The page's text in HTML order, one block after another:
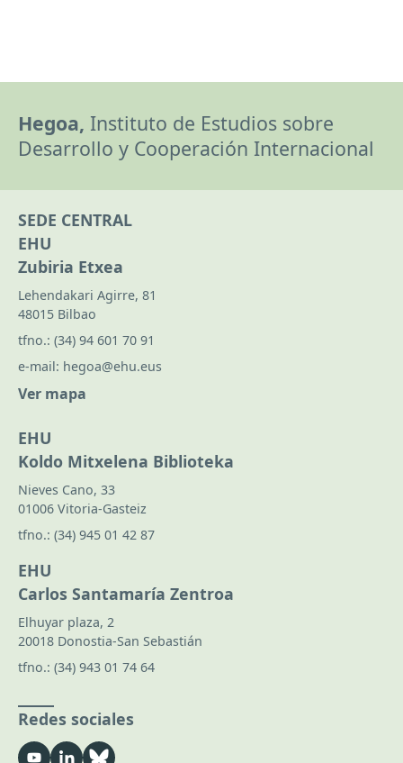
Hegoa, Instituto de Estudios sobre
Desarrollo y Cooperación Internacional
SEDE CENTRAL
EHU
Zubiria Etxea
Lehendakari Agirre, 81
48015 Bilbao
tfno.: (34) 94 601 70 91
e-mail: hegoa@ehu.eus
Ver mapa
EHU
Koldo Mitxelena Biblioteka
Nieves Cano, 33
01006 Vitoria-Gasteiz
tfno.: (34) 945 01 42 87
EHU
Carlos Santamaría Zentroa
Elhuyar plaza, 2
20018 Donostia-San Sebastián
tfno.: (34) 943 01 74 64
Redes sociales